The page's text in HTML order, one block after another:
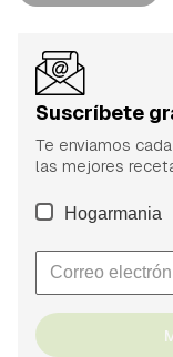
Suscríbete
Te enviamos
las mejores
Hogarmania